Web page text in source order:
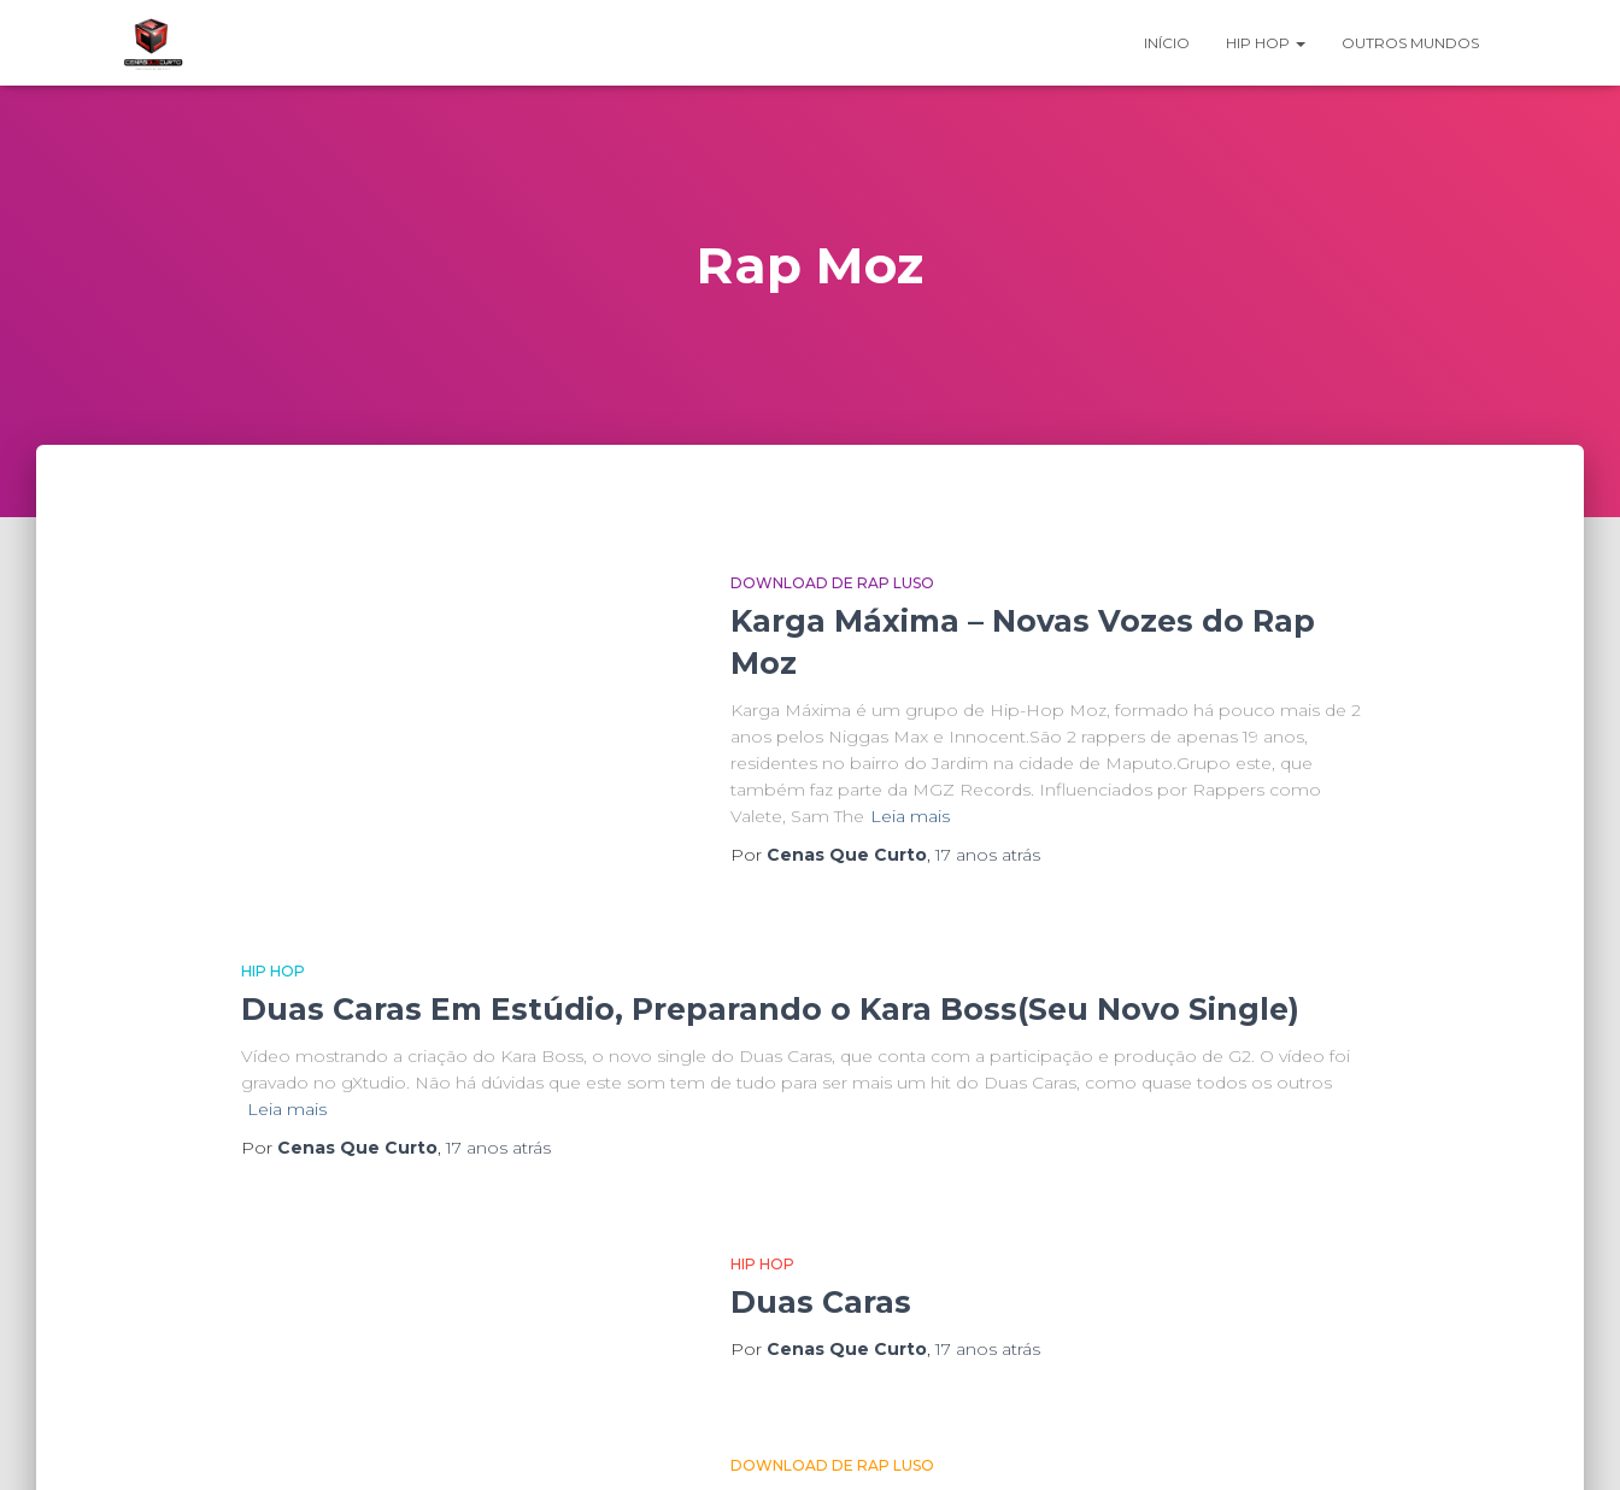
INÍCIO HIP HOP OUTROS MUNDOS
Rap Moz
DOWNLOAD DE RAP LUSO
Karga Máxima – Novas Vozes do Rap
Moz
Karga Máxima é um grupo de Hip-Hop Moz, formado há pouco mais de 2
anos pelos Niggas Max e Innocent.São 2 rappers de apenas 19 anos,
residentes no bairro do Jardim na cidade de Maputo.Grupo este, que
também faz parte da MGZ Records. Influenciados por Rappers como
Valete, Sam The Leia mais
Por Cenas Que Curto,17 anosatrás
HIP HOP
Duas Caras Em Estúdio, Preparando o Kara Boss(Seu Novo Single)
Vídeo mostrando a criação do Kara Boss, o novo single do Duas Caras, que conta com a participação e produção de G2. O vídeo foi
gravado no gXtudio. Não há dúvidas que este som tem de tudo para ser mais um hit do Duas Caras, como quase todos os outros
Leia mais
Por Cenas Que Curto,17 anosatrás
HIP HOP
Duas Caras
Por Cenas Que Curto,17 anosatrás
DOWNLOAD DE RAP LUSO